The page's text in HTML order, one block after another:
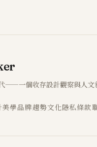
——一個收存設計觀察與人文
美學品牌趨勢文化隱私條款